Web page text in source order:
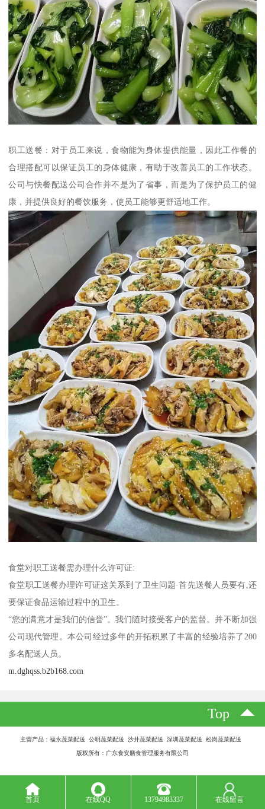
职工送餐：对于员工来说，食物能为身体提供能量，因此工作餐的
合理搭配可以保证员工的身体健康，有助于改善员工的工作状态。
公司与快餐配送公司合作并不是为了省事，而是为了保护员工的健
康，并提供良好的餐饮服务，使员工能够更舒适地工作。
食堂对职工送餐需办理什么许可证:
食堂职工送餐办理许可证这关系到了卫生问题·首先送餐人员要有,还
要保证食品运输过程中的卫生。
“您的满意才是我们的信誉”。我们随时接受客户的监督。并不断加强
公司现代管理。本公司经过多年的开拓积累了丰富的经验培养了200
多名配送人员。
m.dghqss.b2b168.com
Top
主营产品：福永蔬菜配送 公明蔬菜配送 沙井蔬菜配送 深圳蔬菜配送 松岗蔬菜配送
版权所有：广东食安膳食管理服务有限公司
首页 在线QQ 13794983337 在线留言